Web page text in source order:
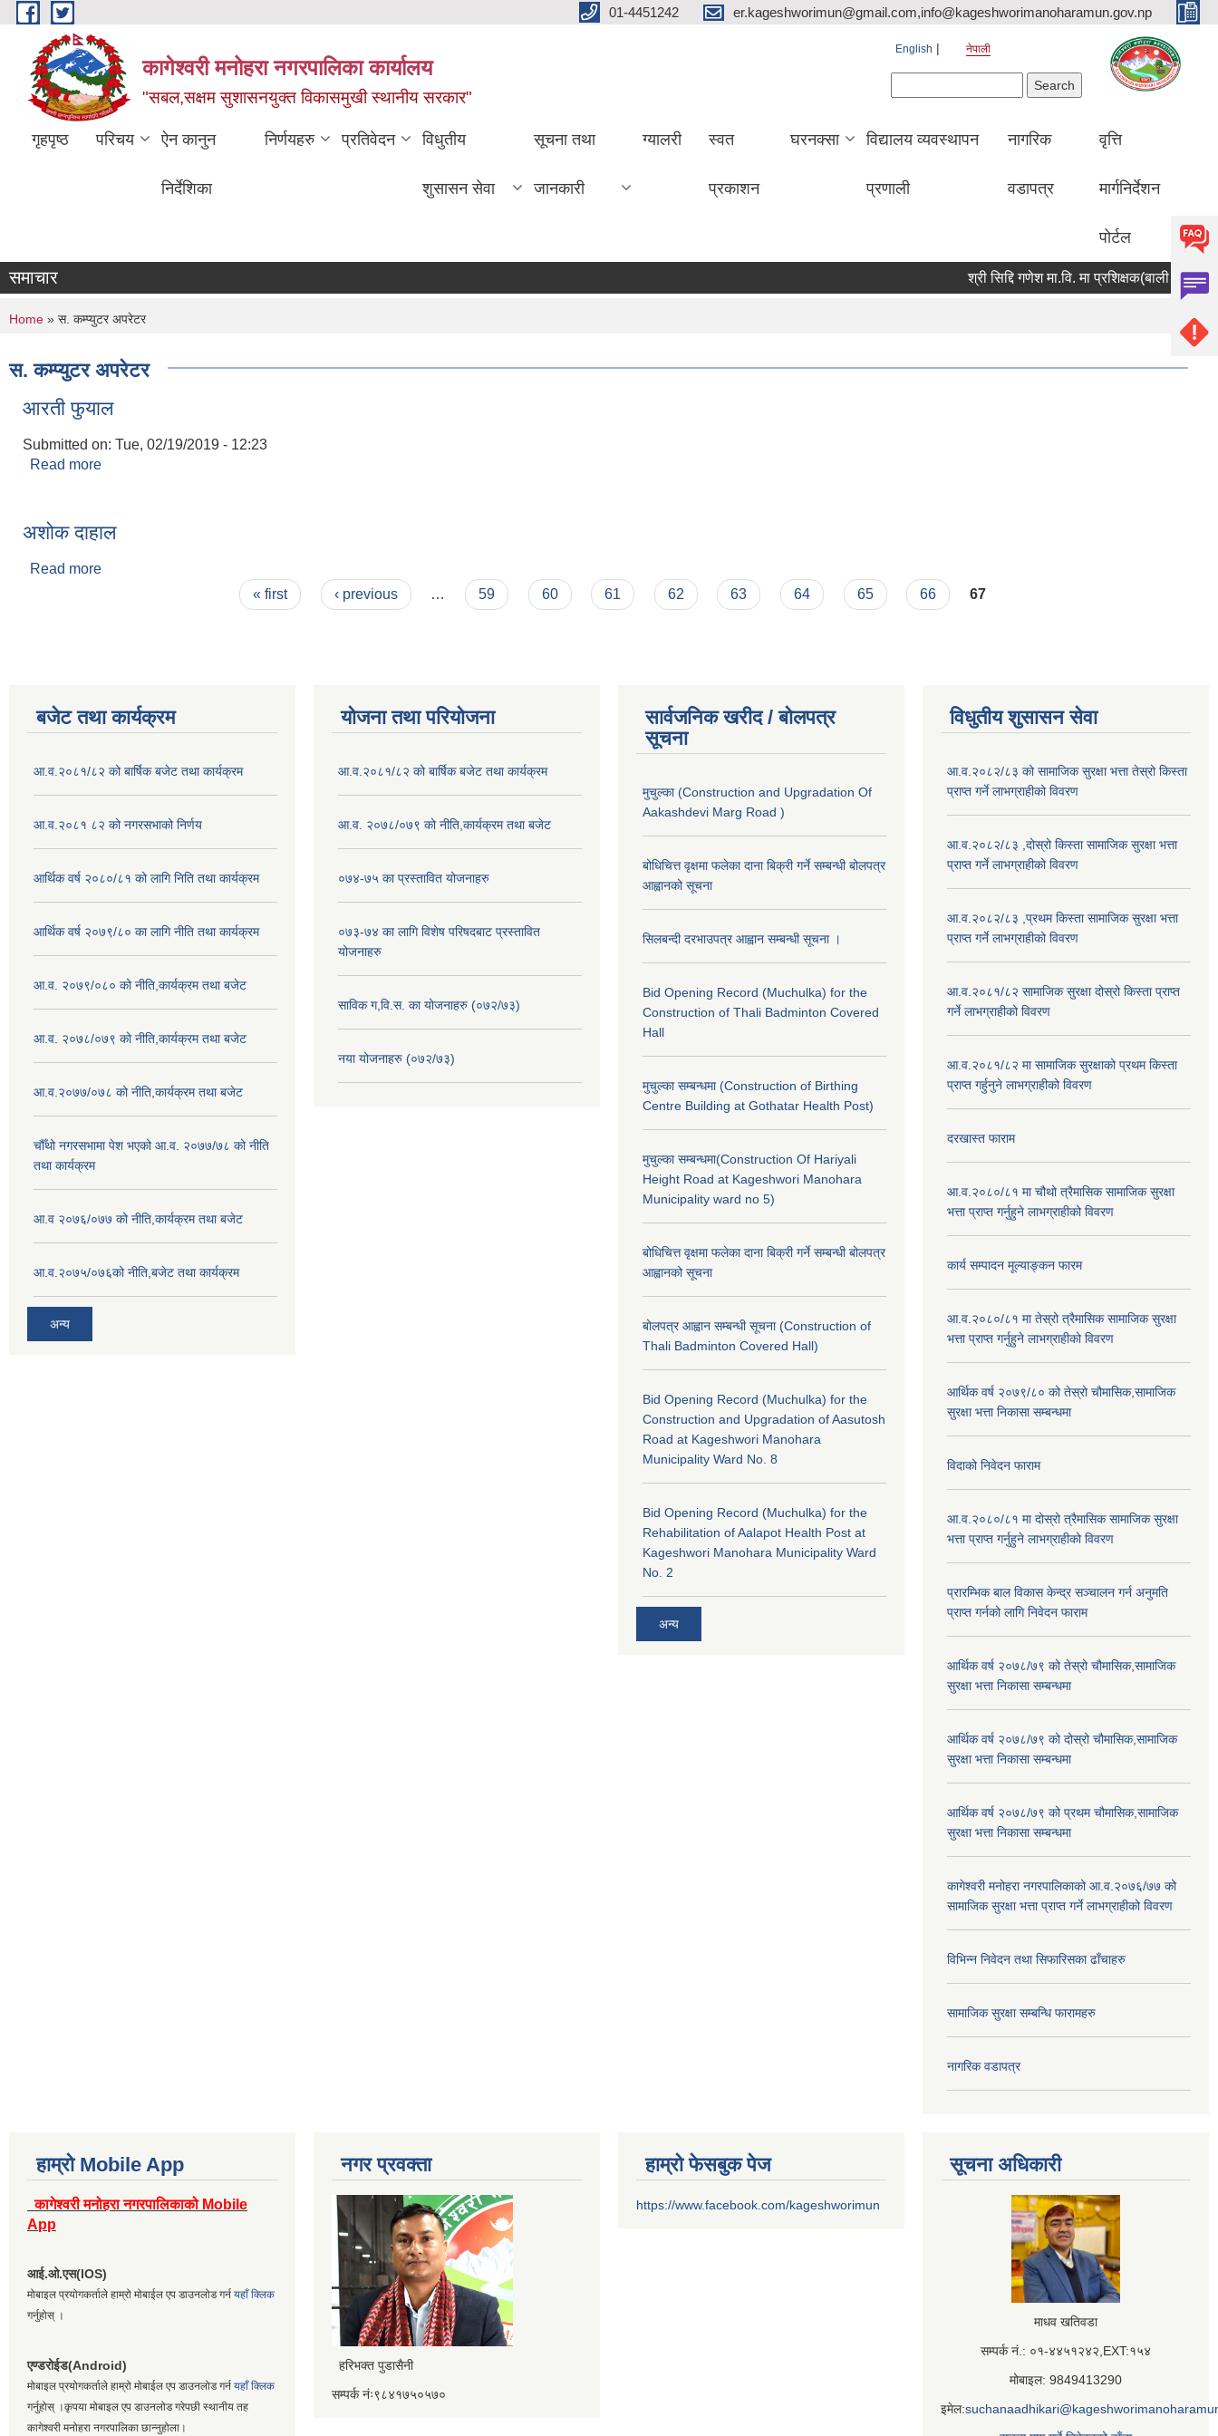
Skip to main content 01-4451242 er.kageshworimun@gmail.com,info@kageshworimanoharamun.gov.np
कागेश्वरी मनोहरा नगरपालिका कार्यालय
"सबल,सक्षम सुशासनयुक्त विकासमुखी स्थानीय सरकार"
English नेपाली
गृहपृष्ठ परिचय ऐन कानुन
निर्देशिका
निर्णयहरु प्रतिवेदन विधुतीय
शुसासन सेवा
सूचना तथा
जानकारी
ग्यालरी स्वत
प्रकाशन
घरनक्सा विद्यालय व्यवस्थापन
प्रणाली
नागरिक
वडापत्र
वृत्ति
मार्गनिर्देशन
पोर्टल
समाचार श्री सिद्दि गणेश मा.वि. मा प्रशिक्षक(बाली विज्ञान)
You are here
Home » स. कम्प्युटर अपरेटर
स. कम्प्युटर अपरेटर
आरती फुयाल
Submitted on: Tue, 02/19/2019 - 12:23
Read more
अशोक दाहाल
Read more
« first ‹ previous … 59 60 61 62 63 64 65 66 67
बजेट तथा कार्यक्रम
आ.व.२०८१/८२ को बार्षिक बजेट तथा कार्यक्रम
आ.व.२०८१ ८२ को नगरसभाको निर्णय
आर्थिक वर्ष २०८०/८१ को लागि निति तथा कार्यक्रम
आर्थिक वर्ष २०७९/८० का लागि नीति तथा कार्यक्रम
आ.व. २०७९/०८० को नीति,कार्यक्रम तथा बजेट
आ.व. २०७८/०७९ को नीति,कार्यक्रम तथा बजेट
आ.व.२०७७/०७८ को नीति,कार्यक्रम तथा बजेट
चौँथो नगरसभामा पेश भएको आ.व. २०७७/७८ को नीति
तथा कार्यक्रम
आ.व २०७६/०७७ को नीति,कार्यक्रम तथा बजेट
आ.व.२०७५/०७६को नीति,बजेट तथा कार्यक्रम
अन्य
योजना तथा परियोजना
आ.व.२०८१/८२ को बार्षिक बजेट तथा कार्यक्रम
आ.व. २०७८/०७९ को नीति,कार्यक्रम तथा बजेट
०७४-७५ का प्रस्तावित योजनाहरु
०७३-७४ का लागि विशेष परिषदबाट प्रस्तावित
योजनाहरु
साविक ग,वि.स. का योजनाहरु (०७२/७३)
नया योजनाहरु (०७२/७३)
सार्वजनिक खरीद / बोलपत्र
सूचना
मुचुल्का (Construction and Upgradation Of
Aakashdevi Marg Road )
बोधिचित्त वृक्षमा फलेका दाना बिक्री गर्ने सम्बन्धी बोलपत्र
आह्वानको सूचना
सिलबन्दी दरभाउपत्र आह्वान सम्बन्धी सूचना ।
Bid Opening Record (Muchulka) for the
Construction of Thali Badminton Covered
Hall
मुचुल्का सम्बन्धमा (Construction of Birthing
Centre Building at Gothatar Health Post)
मुचुल्का सम्बन्धमा(Construction Of Hariyali
Height Road at Kageshwori Manohara
Municipality ward no 5)
बोधिचित्त वृक्षमा फलेका दाना बिक्री गर्ने सम्बन्धी बोलपत्र
आह्वानको सूचना
बोलपत्र आह्वान सम्बन्धी सूचना (Construction of
Thali Badminton Covered Hall)
Bid Opening Record (Muchulka) for the
Construction and Upgradation of Aasutosh
Road at Kageshwori Manohara
Municipality Ward No. 8
Bid Opening Record (Muchulka) for the
Rehabilitation of Aalapot Health Post at
Kageshwori Manohara Municipality Ward
No. 2
अन्य
विधुतीय शुसासन सेवा
आ.व.२०८२/८३ को सामाजिक सुरक्षा भत्ता तेस्रो किस्ता
प्राप्त गर्ने लाभग्राहीको विवरण
आ.व.२०८२/८३ ,दोस्रो किस्ता सामाजिक सुरक्षा भत्ता
प्राप्त गर्ने लाभग्राहीको विवरण
आ.व.२०८२/८३ ,प्रथम किस्ता सामाजिक सुरक्षा भत्ता
प्राप्त गर्ने लाभग्राहीको विवरण
आ.व.२०८१/८२ सामाजिक सुरक्षा दोस्रो किस्ता प्राप्त
गर्ने लाभग्राहीको विवरण
आ.व.२०८१/८२ मा सामाजिक सुरक्षाको प्रथम किस्ता
प्राप्त गर्हुनुने लाभग्राहीको विवरण
दरखास्त फाराम
आ.व.२०८०/८१ मा चौथो त्रैमासिक सामाजिक सुरक्षा
भत्ता प्राप्त गर्नुहुने लाभग्राहीको विवरण
कार्य सम्पादन मूल्याङ्कन फारम
आ.व.२०८०/८१ मा तेस्रो त्रैमासिक सामाजिक सुरक्षा
भत्ता प्राप्त गर्नुहुने लाभग्राहीको विवरण
आर्थिक वर्ष २०७९/८० को तेस्रो चौमासिक,सामाजिक
सुरक्षा भत्ता निकासा सम्बन्धमा
विदाको निवेदन फाराम
आ.व.२०८०/८१ मा दोस्रो त्रैमासिक सामाजिक सुरक्षा
भत्ता प्राप्त गर्नुहुने लाभग्राहीको विवरण
प्रारम्भिक बाल विकास केन्द्र सञ्चालन गर्न अनुमति
प्राप्त गर्नको लागि निवेदन फाराम
आर्थिक वर्ष २०७८/७९ को तेस्रो चौमासिक,सामाजिक
सुरक्षा भत्ता निकासा सम्बन्धमा
आर्थिक वर्ष २०७८/७९ को दोस्रो चौमासिक,सामाजिक
सुरक्षा भत्ता निकासा सम्बन्धमा
आर्थिक वर्ष २०७८/७९ को प्रथम चौमासिक,सामाजिक
सुरक्षा भत्ता निकासा सम्बन्धमा
कागेश्वरी मनोहरा नगरपालिकाको आ.व.२०७६/७७ को
सामाजिक सुरक्षा भत्ता प्राप्त गर्ने लाभग्राहीको विवरण
विभिन्न निवेदन तथा सिफारिसका ढाँचाहरु
सामाजिक सुरक्षा सम्बन्धि फारामहरु
नागरिक वडापत्र
हाम्रो Mobile App
कागेश्वरी मनोहरा नगरपालिकाको Mobile
App
आई.ओ.एस(IOS)
मोबाइल प्रयोगकर्ताले हाम्रो मोबाईल एप डाउनलोड गर्न यहाँ क्लिक
गर्नुहोस् ।
एण्डरोईड(Android)
मोबाइल प्रयोगकर्ताले हाम्रो मोबाईल एप डाउनलोड गर्न यहाँ क्लिक
गर्नुहोस् ।कृपया मोबाइल एप डाउनलोड गरेपछी स्थानीय तह
कागेश्वरी मनोहरा नगरपालिका छान्नुहोला।
नगर प्रवक्ता
हरिभक्त पुडासैनी
सम्पर्क नंः९८४१७५०५७०
हाम्रो फेसबुक पेज
https://www.facebook.com/kageshworimun
सूचना अधिकारी
माधव खतिवडा
सम्पर्क नं.: ०१-४४५१२४२,EXT:१५४
मोबाइल: 9849413290
इमेल: